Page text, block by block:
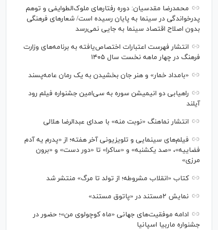
محمدرضا مقدسیان: دوره رفتارهای ملوک‌الطوایفی و توهم
پدرخواندگی در سینما به پایان رسیده است/ شعارهای فرهنگی
بدون اصلاح اقتصاد سینما به جایی نمی‌رسد
انتشار فهرست اعتبارات اختصاص‌یافته به برنامه‌های وزارت
فرهنگ در چهار ماهه نخست سال ۱۴۰۵
«بامداد خمار» و هنر جان بخشیدن به یک رمان عامه‌پسند
راهیابی دو انیمیشن سوره به سی‌امین جشنواره فیلم رود
آیلند
انتشار نماهنگ «نوبت منه» با صدای عبدالرضا هلالی
فیلم‌های سینمایی و تلویزیونی آخر هفته؛ از «پدرم یه آدم
فضاییه»، «صد یکشنبه» و «ساکرا» تا «دور دست» و «برون
مرزی»
کتاب «انقلاب مشروطه؛ از تولد تا مرگ» منتشر شد
نمایش ۲مستند در «پاتوق مستند»
ادامه موفقیت‌های جهانی «ماه کوچولوی من»؛ حضور در
جشنواره ماربیا اسپانیا